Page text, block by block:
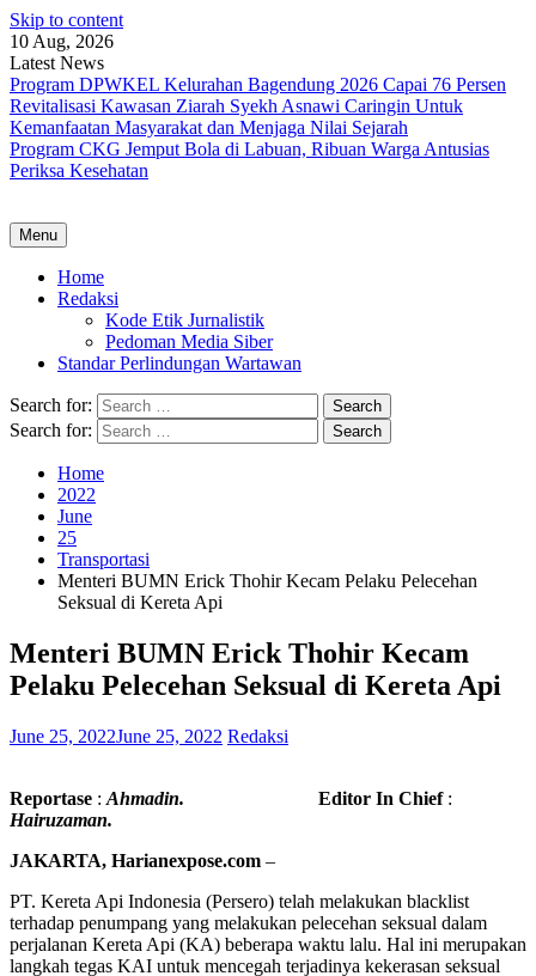
Skip to content
10 Aug, 2026
Latest News
Program DPWKEL Kelurahan Bagendung 2026 Capai 76 Persen
Revitalisasi Kawasan Ziarah Syekh Asnawi Caringin Untuk
Kemanfaatan Masyarakat dan Menjaga Nilai Sejarah
Program CKG Jemput Bola di Labuan, Ribuan Warga Antusias
Periksa Kesehatan
Menu
Home
Redaksi
Kode Etik Jurnalistik
Pedoman Media Siber
Standar Perlindungan Wartawan
Search for:
Search for:
Home
2022
June
25
Transportasi
Menteri BUMN Erick Thohir Kecam Pelaku Pelecehan
Seksual di Kereta Api
Menteri BUMN Erick Thohir Kecam
Pelaku Pelecehan Seksual di Kereta Api
June 25, 2022June 25, 2022 Redaksi
Reportase : Ahmadin. Editor In Chief:
Hairuzaman.
JAKARTA, Harianexpose.com –
PT. Kereta Api Indonesia (Persero) telah melakukan blacklist
terhadap penumpang yang melakukan pelecehan seksual dalam
perjalanan Kereta Api (KA) beberapa waktu lalu. Hal ini merupakan
langkah tegas KAI untuk mencegah terjadinya kekerasan seksual